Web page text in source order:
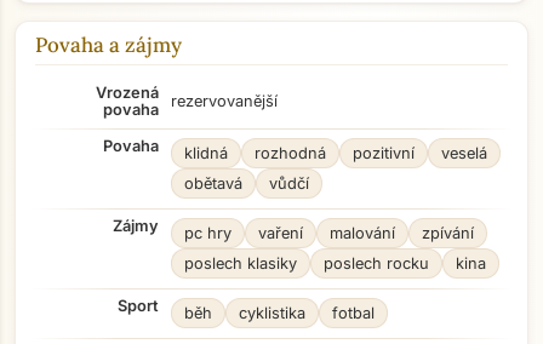
Povaha a zájmy
Vrozená
povaha
rezervovanější
Povaha klidná rozhodná pozitivní
veselá
obětavá
vůdčí
Zájmy pc hry vaření malování
zpívání
poslech klasiky
poslech rocku kina
Sport běh cyklistika fotbal